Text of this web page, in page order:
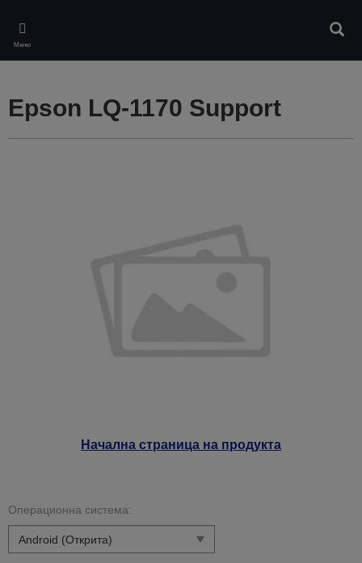
main
content
Меню
Начална страница на продукта
Epson LQ-1170 Support
Операционна система: